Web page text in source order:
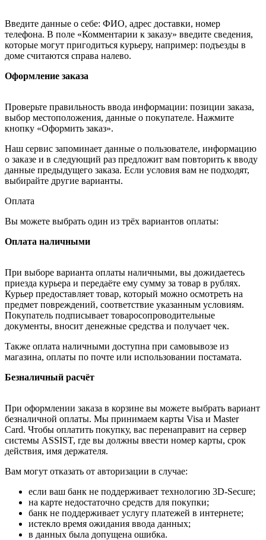
Введите данные о себе: ФИО, адрес доставки, номер
телефона. В поле «Комментарии к заказу» введите сведения,
которые могут пригодиться курьеру, например: подъезды в
доме считаются справа налево.
Оформление заказа
Проверьте правильность ввода информации: позиции заказа,
выбор местоположения, данные о покупателе. Нажмите
кнопку «Оформить заказ».
Наш сервис запоминает данные о пользователе, информацию
о заказе и в следующий раз предложит вам повторить к вводу
данные предыдущего заказа. Если условия вам не подходят,
выбирайте другие варианты.
Оплата
Вы можете выбрать один из трёх вариантов оплаты:
Оплата наличными
При выборе варианта оплаты наличными, вы дожидаетесь
приезда курьера и передаёте ему сумму за товар в рублях.
Курьер предоставляет товар, который можно осмотреть на
предмет повреждений, соответствие указанным условиям.
Покупатель подписывает товаросопроводительные
документы, вносит денежные средства и получает чек.
Также оплата наличными доступна при самовывозе из
магазина, оплаты по почте или использовании постамата.
Безналичный расчёт
При оформлении заказа в корзине вы можете выбрать вариант
безналичной оплаты. Мы принимаем карты Visa и Master
Card. Чтобы оплатить покупку, вас перенаправит на сервер
системы ASSIST, где вы должны ввести номер карты, срок
действия, имя держателя.
Вам могут отказать от авторизации в случае:
если ваш банк не поддерживает технологию 3D-Secure;
на карте недостаточно средств для покупки;
банк не поддерживает услугу платежей в интернете;
истекло время ожидания ввода данных;
в данных была допущена ошибка.